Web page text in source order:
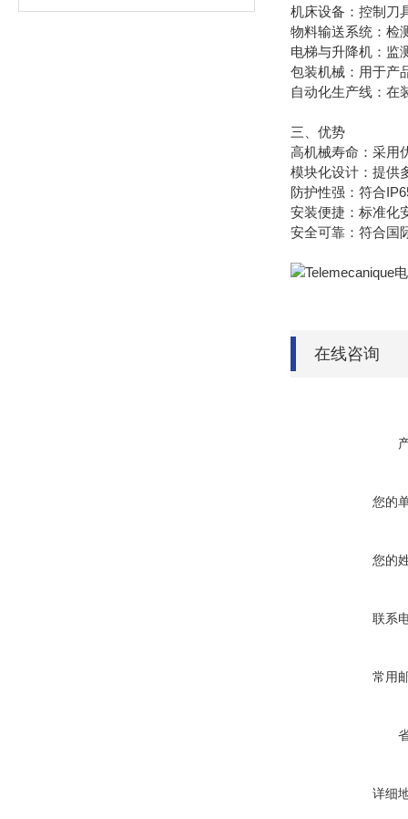
机床设备：控制刀
物料输送系统：检
电梯与升降机：监
包装机械：用于产
自动化生产线：在
三、优势
高机械寿命：采用
模块化设计：提供
防护性强：符合
安装便捷：标准化
安全可靠：符合国
在线咨询
您的
您的
联系
常用
详细